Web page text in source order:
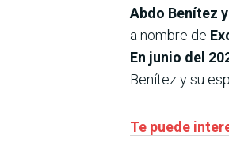
Abdo Benítez
a nombre de
En junio del
Benítez y su
Te puede